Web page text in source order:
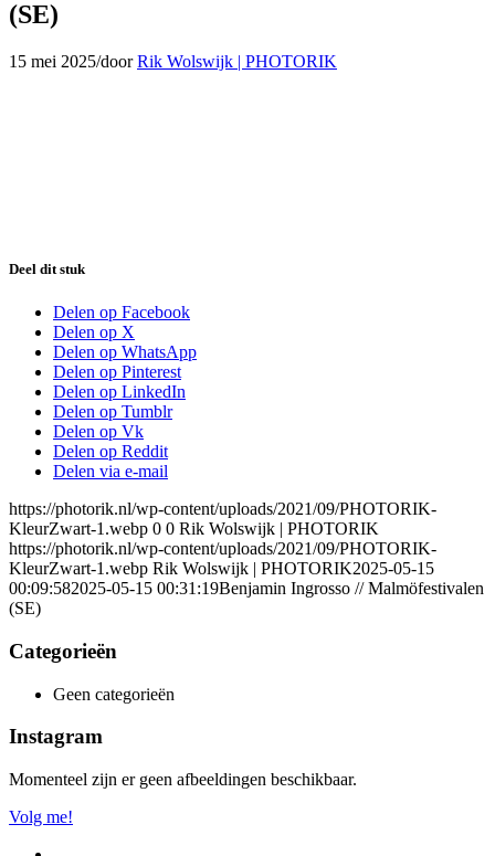
(SE)
15 mei 2025/doorRik Wolswijk | PHOTORIK
Deel dit stuk
Delen op Facebook
Delen op X
Delen op WhatsApp
Delen op Pinterest
Delen op LinkedIn
Delen op Tumblr
Delen op Vk
Delen op Reddit
Delen via e-mail
https://photorik.nl/wp-content/uploads/2021/09/PHOTORIK-
KleurZwart-1.webp 0 0 Rik Wolswijk | PHOTORIK
https://photorik.nl/wp-content/uploads/2021/09/PHOTORIK-
KleurZwart-1.webp Rik Wolswijk | PHOTORIK2025-05-15
00:09:582025-05-15 00:31:19Benjamin Ingrosso // Malmöfestivalen
(SE)
Categorieën
Geen categorieën
Instagram
Momenteel zijn er geen afbeeldingen beschikbaar.
Volg me!